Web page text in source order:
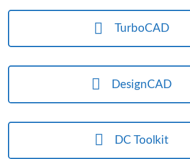
TurboCAD
DesignCAD
DC Toolkit